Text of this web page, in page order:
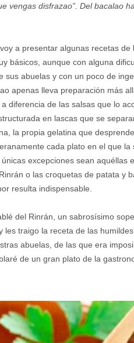
vengas disfrazao”. Del bacalao
a presentar algunas recetas de
básicos, aunque con alguna
sus abuelas y con un poco de
apenas lleva preparación más
diferencia de las salsas que lo
en lascas que se
la propia gelatina que
cada plato en el que la
excepciones sean aquéllas
o las croquetas de patata y
resulta indispensable.
del Rinrán, un sabrosísimo
les traigo la receta de las
abuelas, de las que era
de un gran plato de la